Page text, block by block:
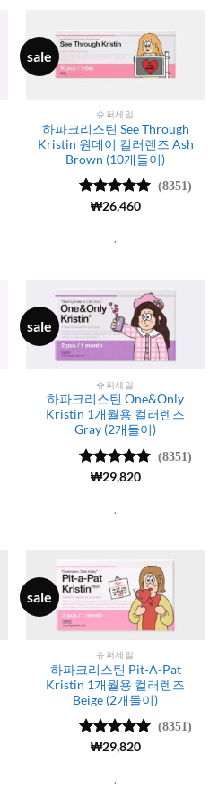
sale
슈퍼세일
하파크리스틴 See Through
Kristin 원데이 컬러렌즈 Ash
Brown (10개들이)
5 중에서
(8351)
₩26,460
.
sale
슈퍼세일
하파크리스틴 One&Only
Kristin 1개월용 컬러렌즈
Gray (2개들이)
5 중에서
(8351)
₩29,820
.
sale
슈퍼세일
하파크리스틴 Pit-A-Pat
Kristin 1개월용 컬러렌즈
Beige (2개들이)
5 중에서
(8351)
₩29,820
.